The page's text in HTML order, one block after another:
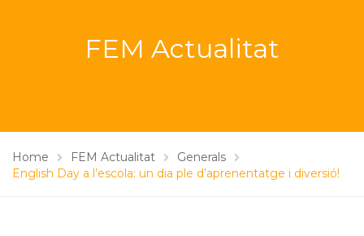
FEM Actualitat
Home FEM Actualitat
Generals
English Day a l’escola: un dia ple d’aprenentatge i diversió!